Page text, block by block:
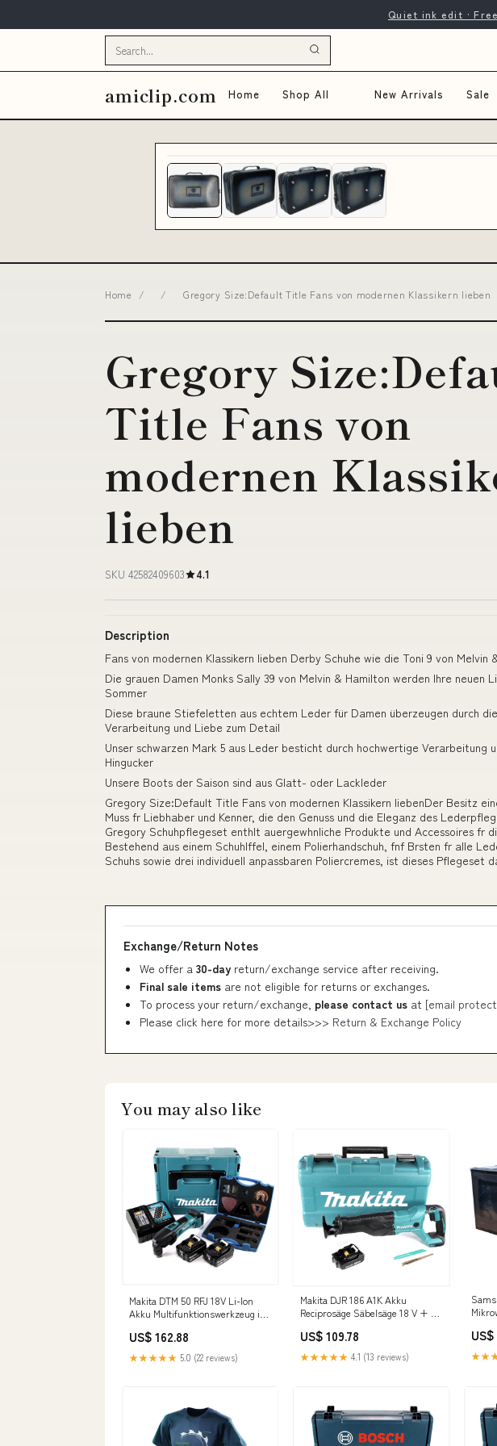
Quiet ink edit ·
amiclip.com Home Shop All New Arrivals Sale
Home / / Gregory Size:Default Title Fans von modernen Klassikern lieben
Gregory
Title Fans von
modernen
lieben
SKU 42582409603 4.1
Description
Fans von modernen Klassikern lieben Derby Schuhe wie die Toni 9 von Melvin
Die grauen Damen Monks Sally 39 von Melvin & Hamilton werden Ihre neuen
Sommer
Diese braune Stiefeletten aus echtem Leder für Damen überzeugen durch
Verarbeitung und Liebe zum Detail
Unser schwarzen Mark 5 aus Leder besticht durch hochwertige Verarbeitung
Hingucker
Unsere Boots der Saison sind aus Glatt- oder Lackleder
Gregory Size:Default Title Fans von modernen Klassikern liebenDer Besitz
Muss fr Liebhaber und Kenner, die den Genuss und die Eleganz des
Gregory Schuhpflegeset enthlt auergewhnliche Produkte und Accessoires fr
Bestehend aus einem Schuhlffel, einem Polierhandschuh, fnf Brsten fr alle
Schuhs sowie drei individuell anpassbaren Poliercremes, ist dieses Pflegeset
Exchange/Return Notes
We offer a 30-day return/exchange service after receiving.
Final sale items are not eligible for returns or exchanges.
To process your return/exchange, please contact us at [email
Please click here for more details>>> Return & Exchange Policy
You may also like
Makita DTM 50 RFJ 18V Li-Ion
Akku Multifunktionswerkzeug im
Ladegerät + WellCut MT-20
Klingen Set C -AMA - Solo
US$ 162.88
★★★★★ 5.0 (22 reviews)
Makita DJR 186 A1K Akku
Reciprosäge Säbelsäge 18 V + 1x
Ladegerät L - French
US$ 109.78
★★★★★ 4.1 (13 reviews)
US$